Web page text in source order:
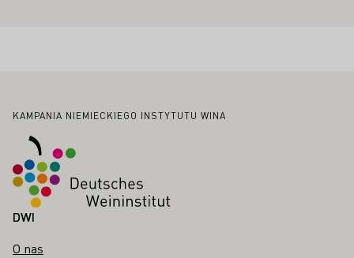
Stopka
KAMPANIA NIEMIECKIEGO INSTYTUTU WINA
DWI
O nas